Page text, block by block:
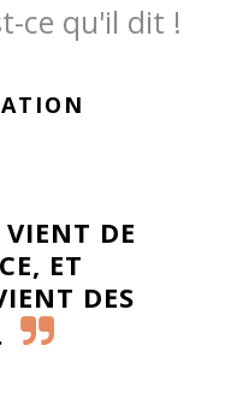
ce qu'il dit !
VIENT DE
ET
DES